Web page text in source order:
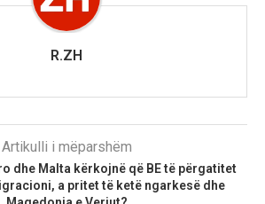
R.ZH
Artikulli i mëparshëm
dhe Malta kërkojnë që BE të përgatitet
a pritet të ketë ngarkesë dhe